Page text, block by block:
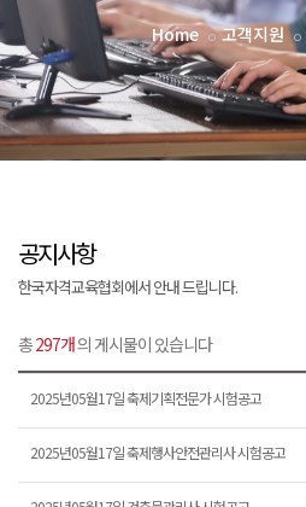
Home 고객지원
공지사항
한국자격교육협회에서 안내 드립니다.
총297개의 게시물이 있습니다
2025년05월17일 축제기획전문가 시험공고
2025년05월17일 축제행사안전관리사 시험공고